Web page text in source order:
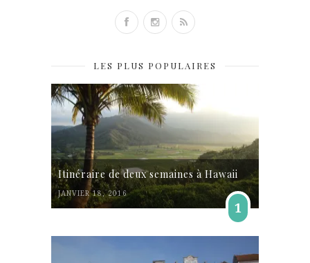
LES PLUS POPULAIRES
Itinéraire de deux semaines à Hawaii
JANVIER 18, 2016
1